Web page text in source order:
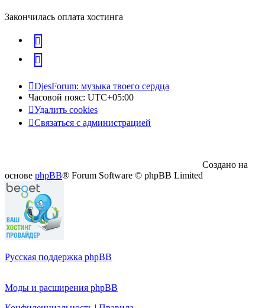
Закончилась оплата хостинга
vk
Telegram
DjesForum: музыка твоего сердца
Часовой пояс: UTC+05:00
Удалить cookies
Связаться с администрацией
Создано на
основе phpBB® Forum Software © phpBB Limited
Русская поддержка phpBB
Моды и расширения phpBB